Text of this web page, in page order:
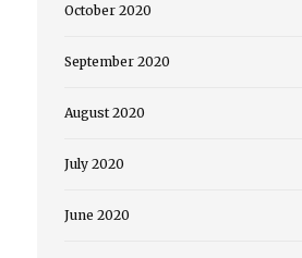
October 2020
September 2020
August 2020
July 2020
June 2020